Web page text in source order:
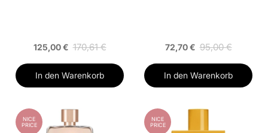
125,00 € 170,61 €
In den Warenkorb
72,70 € 95,00 €
In den Warenkorb
NICE
PRICE
NICE
PRICE